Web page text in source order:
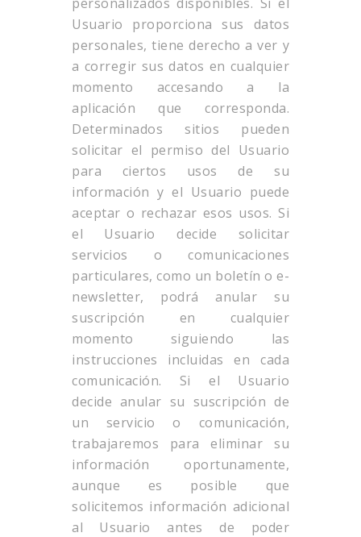
Usuario proporciona sus datos
personales, tiene derecho a ver y
a corregir sus datos en cualquier
momento accesando a la
aplicación que corresponda.
Determinados sitios pueden
solicitar el permiso del Usuario
para ciertos usos de su
información y el Usuario puede
aceptar o rechazar esos usos. Si
el Usuario decide solicitar
servicios o comunicaciones
particulares, como un boletín o e-
newsletter, podrá anular su
suscripción en cualquier
momento siguiendo las
instrucciones incluidas en cada
comunicación. Si el Usuario
decide anular su suscripción de
un servicio o comunicación,
trabajaremos para eliminar su
información oportunamente,
aunque es posible que
solicitemos información adicional
al Usuario antes de poder